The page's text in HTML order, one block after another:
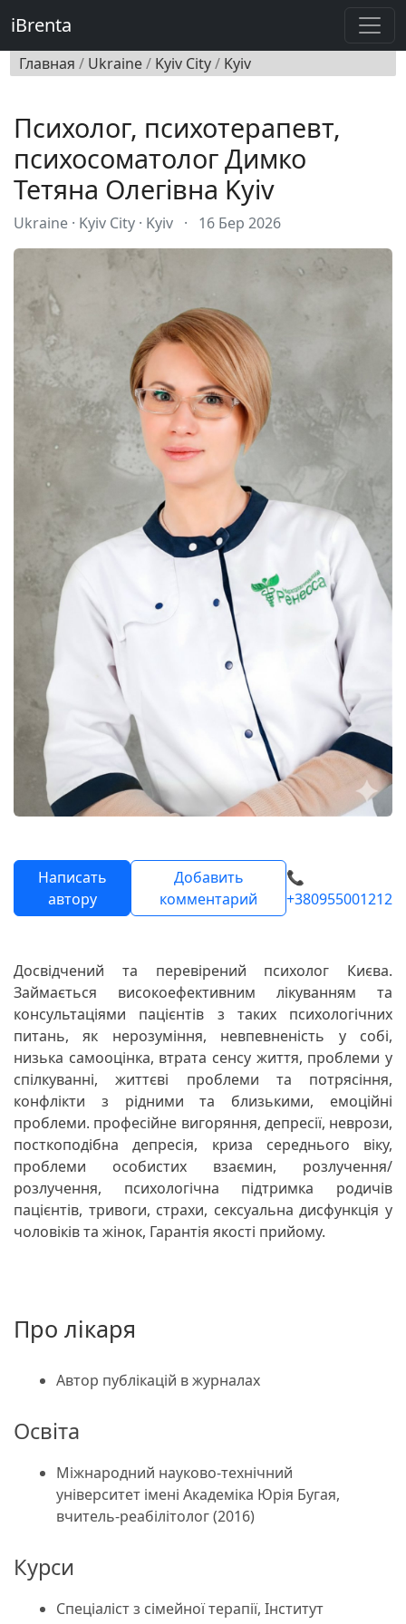
iBrenta
Главная / Ukraine/ Kyiv City/ Kyiv
Психолог, психотерапевт,
психосоматолог Димко
Тетяна Олегівна Kyiv
Ukraine · Kyiv City · Kyiv · 16 Бер 2026
Написать
автору
Добавить
комментарий
📞
+380955001212
Досвідчений та перевірений психолог Києва.
Займається високоефективним лікуванням та
консультаціями пацієнтів з таких психологічних
питань, як нерозуміння, невпевненість у собі,
низька самооцінка, втрата сенсу життя, проблеми у
спілкуванні, життєві проблеми та потрясіння,
конфлікти з рідними та близькими, емоційні
проблеми. професійне вигоряння, депресії, неврози,
посткоподібна депресія, криза середнього віку,
проблеми особистих взаємин, розлучення/
розлучення, психологічна підтримка родичів
пацієнтів, тривоги, страхи, сексуальна дисфункція у
чоловіків та жінок, Гарантія якості прийому.
Про лікаря
Автор публікацій в журналах
Освіта
Міжнародний науково-технічний
університет імені Академіка Юрія Бугая,
вчитель-реабілітолог (2016)
Курси
Спеціаліст з сімейної терапії, Інститут